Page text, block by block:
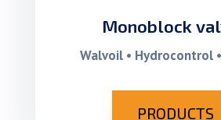
Monoblock
Walvoil • Hydrocontrol
PRODUCTS